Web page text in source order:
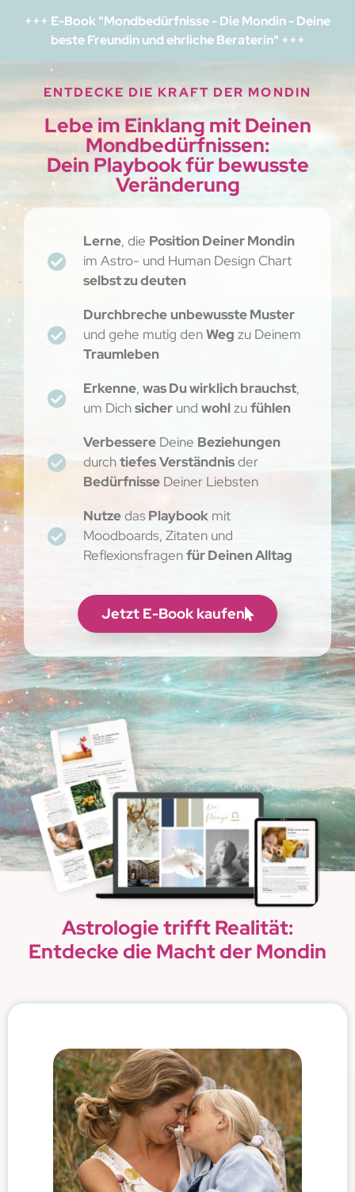
+++ E-Book "Mondbedürfnisse - Die Mondin - Deine
beste Freundin und ehrliche Beraterin" +++
ENTDECKE DIE KRAFT DER MONDIN
Lebe im Einklang mit Deinen
Mondbedürfnissen:
Dein Playbook für bewusste
Veränderung
Lerne, die Position Deiner Mondin
im Astro- und Human Design Chart
selbst zu deuten
Durchbreche unbewusste Muster
und gehe mutig denWeg zu Deinem
Traumleben
Erkenne, was Du wirklich brauchst,
um Dichsicher und wohlzufühlen
Verbessere Deine Beziehungen
durchtiefesVerständnisder
Bedürfnisse Deiner Liebsten
NutzedasPlaybook mit
Moodboards, Zitaten und
Reflexionsfragenfür Deinen Alltag
Jetzt E-Book kaufen
Astrologie trifft Realität:
Entdecke die Macht der Mondin